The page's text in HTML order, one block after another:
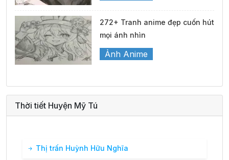
272+ Tranh anime đẹp cuốn hút
mọi ánh nhìn
Ảnh Anime
Thời tiết Huyện Mỹ Tú
Thị trấn Huỳnh Hữu Nghĩa